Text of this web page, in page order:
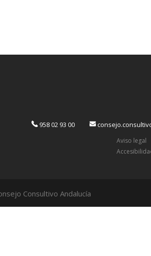
958 02 93 00
Aviso legal
Consultivo Andalucía